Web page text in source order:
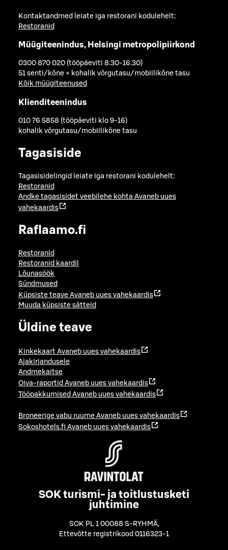
Kontaktandmed leiate iga restorani kodulehelt:
Restoranid
Müügiteenindus, Helsingi metropolipiirkond
0300 870 020 (tööpäeviti 8.30-16.30)
51 senti/kõne + kohalik võrgutasu/mobiilikõne tasu
Kõik müügiteenused
Klienditeenindus
010 76 5858 (tööpäeviti klo 9-16)
kohalik võrgutasu/mobiilikõne tasu
Tagasiside
Tagasisidelingid leiate iga restorani kodulehelt:
Restoranid
Andke tagasisidet veebilehe kohta Avaneb uues
vahekaardis
Raflaamo.fi
Restoranid
Restoranid kaardil
Lõunasöök
Sündmused
Küpsiste teave Avaneb uues vahekaardis
Muuda küpsiste sätteid
Üldine teave
Kinkekaart Avaneb uues vahekaardis
Ajakirjandusele
Andmekaitse
Oiva-raportid Avaneb uues vahekaardis
Tööpakkumised Avaneb uues vahekaardis
Broneerige vabu ruume Avaneb uues vahekaardis
Sokoshotels.fi Avaneb uues vahekaardis
SOK turismi- ja toitlustusketi
juhtimine
SOK PL 1 00088 S-RYHMÄ,
Ettevõtte registrikood 0116323-1